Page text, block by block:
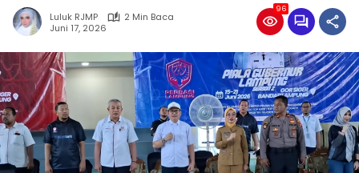
Luluk RJMP
2 Min Baca
Juni 17, 2026
96